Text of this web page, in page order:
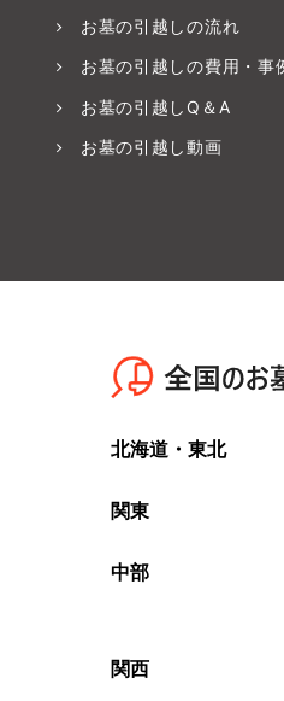
お墓の引越しの流れ
お墓の引越しの費用・事
お墓の引越しQ＆A
お墓の引越し動画
北海道・東北
関東
中部
関西